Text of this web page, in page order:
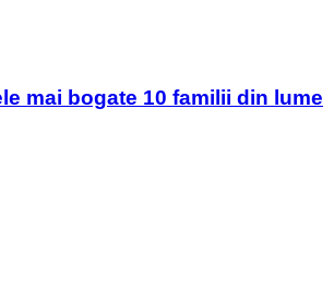
mai bogate 10 familii din lume